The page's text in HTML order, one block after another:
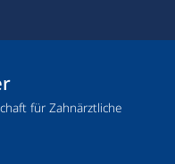
für Zahnärztliche